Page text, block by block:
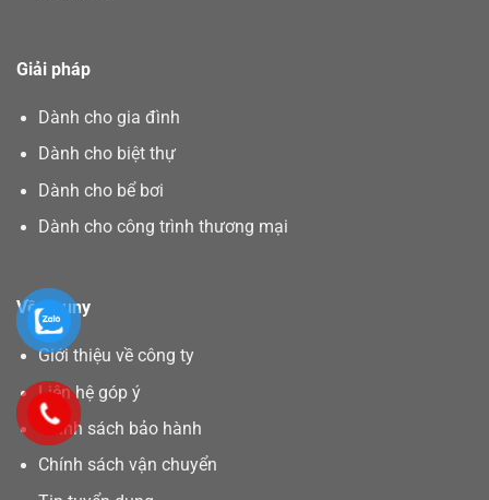
Giải pháp
Dành cho gia đình
Dành cho biệt thự
Dành cho bể bơi
Dành cho công trình thương mại
Về Asuny
Giới thiệu về công ty
Liên hệ góp ý
Chính sách bảo hành
Chính sách vận chuyển